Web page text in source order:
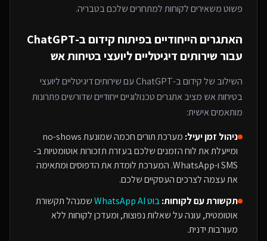
פשוט משאירים לקוחות למתחריםשלכם בטבריה.
האתגרים הייחודיים בפיתוח קידום ב-ChatGPT
עבור שירותים דיגיטליים ליועצי בטיחות אש
השילוב שלקידום ב-ChatGPT עםשירותים דיגיטליים ליועצי
בטיחות אש מציב אתגרים טכנולוגיים ייחודיים שדורשים פתרונות
מותאמים אישית:
ניהול זמן יעיל:
מערכת תורים חכמה שמונעת no-shows
ומייעלת את לוח הזמנים שלכם בעזרת תזכורות אוטומטיות ב-
SMS ו-WhatsApp. המערכת לומדת את הדפוסים ומתאימה
את עצמה לצרכים העסקיים שלכם.
תקשורת עם לקוחות:בוט WhatsApp AI
שמנהל תקשורת
אוטומטית, עונה על שאלות נפוצות, ומעדכן לקוחות ללא
מעורבות ידנית.